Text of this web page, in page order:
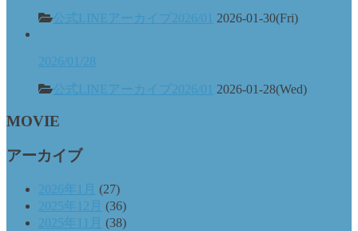
公式LINEアーカイブ2026/01 2026-01-30(Fri)
2026/01/28
公式LINEアーカイブ2026/01 2026-01-28(Wed)
MOVIE
アーカイブ
2026年1月 (27)
2025年12月 (36)
2025年11月 (38)